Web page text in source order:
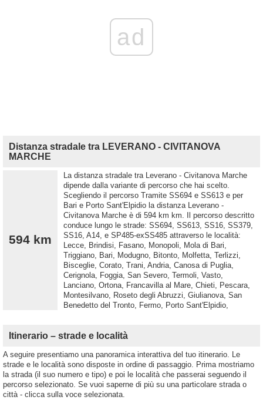
ad
Distanza stradale tra LEVERANO - CIVITANOVA
MARCHE
594 km
La distanza stradale tra Leverano - Civitanova Marche
dipende dalla variante di percorso che hai scelto.
Scegliendo il percorso Tramite SS694 e SS613 e per
Bari e Porto Sant'Elpidio la distanza Leverano -
Civitanova Marche è di 594 km km. Il percorso descritto
conduce lungo le strade: SS694, SS613, SS16, SS379,
SS16, A14, e SP485-exSS485 attraverso le località:
Lecce, Brindisi, Fasano, Monopoli, Mola di Bari,
Triggiano, Bari, Modugno, Bitonto, Molfetta, Terlizzi,
Bisceglie, Corato, Trani, Andria, Canosa di Puglia,
Cerignola, Foggia, San Severo, Termoli, Vasto,
Lanciano, Ortona, Francavilla al Mare, Chieti, Pescara,
Montesilvano, Roseto degli Abruzzi, Giulianova, San
Benedetto del Tronto, Fermo, Porto Sant'Elpidio,
Itinerario – strade e località
A seguire presentiamo una panoramica interattiva del tuo itinerario. Le
strade e le località sono disposte in ordine di passaggio. Prima mostriamo
la strada (il suo numero e tipo) e poi le località che passerai seguendo il
percorso selezionato. Se vuoi saperne di più su una particolare strada o
città - clicca sulla voce selezionata.